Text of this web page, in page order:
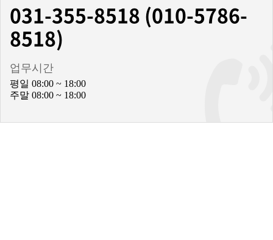
031-355-8518 (010-5786-
8518)
업무시간
평일 08:00 ~ 18:00
주말 08:00 ~ 18:00